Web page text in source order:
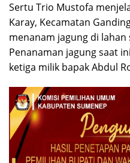
Sertu Trio Mustofa
Karay, Kecamatan
menanam jagung di lahan
Penanaman jagung saat
ketiga milik bapak Abdul